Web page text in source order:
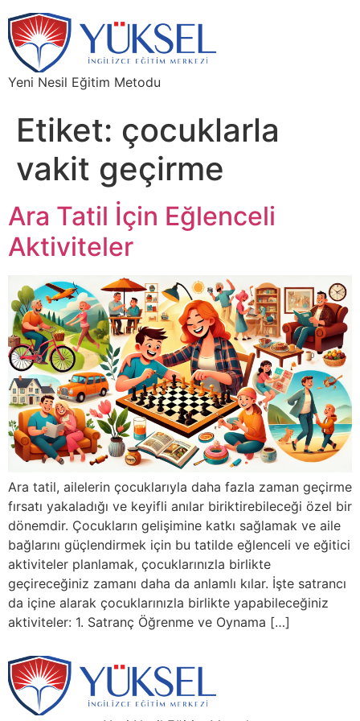
Yeni Nesil Eğitim Metodu
Etiket: çocuklarla
vakit geçirme
Ara Tatil İçin Eğlenceli
Aktiviteler
Ara tatil, ailelerin çocuklarıyla daha fazla zaman geçirme
fırsatı yakaladığı ve keyifli anılar biriktirebileceği özel bir
dönemdir. Çocukların gelişimine katkı sağlamak ve aile
bağlarını güçlendirmek için bu tatilde eğlenceli ve eğitici
aktiviteler planlamak, çocuklarınızla birlikte
geçireceğiniz zamanı daha da anlamlı kılar. İşte satrancı
da içine alarak çocuklarınızla birlikte yapabileceğiniz
aktiviteler: 1. Satranç Öğrenme ve Oynama […]